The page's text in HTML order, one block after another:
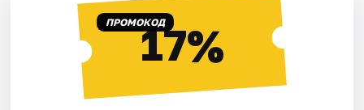
ПРОМОКОД17%